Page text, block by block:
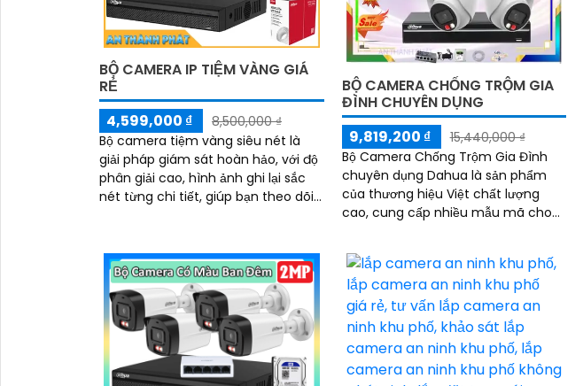
BỘ CAMERA IP TIỆM VÀNG GIÁ
RẺ
4,599,000 ₫
8,500,000 ₫
Bộ camera tiệm vàng siêu nét là
giải pháp giám sát hoàn hảo, với độ
phân giải cao, hình ảnh ghi lại sắc
nét từng chi tiết, giúp bạn theo dõi
bảo hình ảnh rõ ràng cả trong điều
kiện thiếu sáng
BỘ CAMERA CHỐNG TRỘM GIA
ĐÌNH CHUYÊN DỤNG
9,819,200 ₫
15,440,000 ₫
Bộ Camera Chống Trộm Gia Đình
chuyên dụng Dahua là sản phẩm
của thương hiệu Việt chất lượng
cao, cung cấp nhiều mẫu mã cho
nghệ AI tiên tiến, sản phẩm này
thích hợp cho dự án cao cấp